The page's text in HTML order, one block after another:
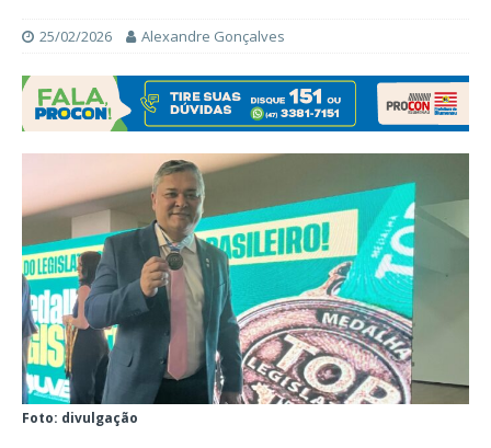
25/02/2026 Alexandre Gonçalves
Foto: divulgação